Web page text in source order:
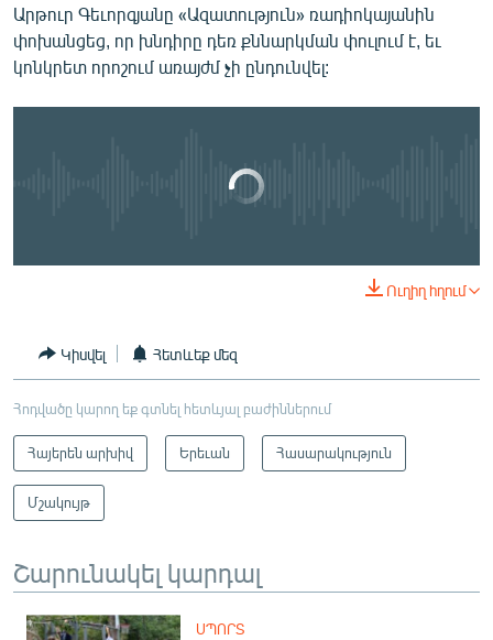
Արթուր Գեւորգյանը «Ազատություն» ռադիոկայանին
փոխանցեց, որ խնդիրը դեռ քննարկման փուլում է, եւ
կոնկրետ որոշում առայժմ չի ընդունվել:
byԱզատություն ռ/կ
ՏԱՐԱԾԵԼ
No media source currently available
Ուղիղ հղում
Կիսվել Հետևեք մեզ
Հոդվածը կարող եք գտնել հետևյալ բաժիններում
Հայերեն արխիվ Երեւան Հասարակություն
Մշակույթ
Շարունակել կարդալ
ՍՊՈՐՏ